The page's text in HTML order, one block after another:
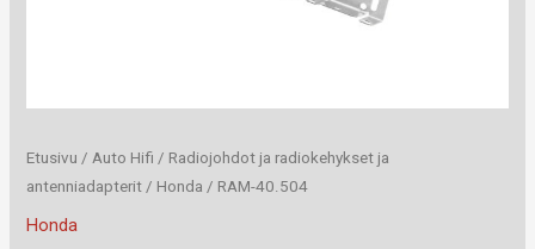
Etusivu / Auto Hifi / Radiojohdot ja radiokehykset ja
antenniadapterit / Honda / RAM-40.504
Honda